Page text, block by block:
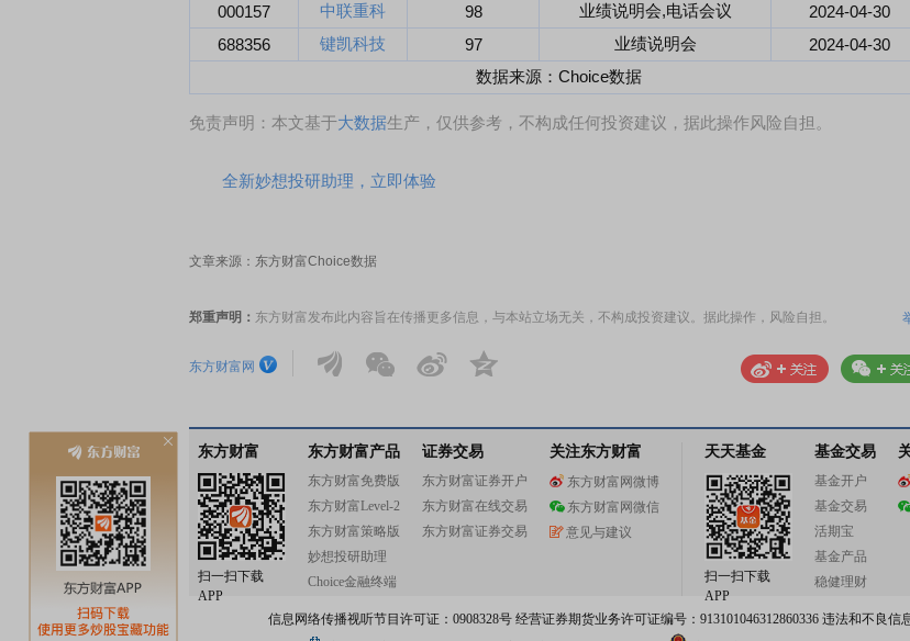
000157
中联重科 98 业绩说明会,电话会议
2024-04-30
688356
键凯科技 97 业绩说明会
2024-04-30
数据来源：Choice数据
免责声明：本文基于大数据生产，仅供参考，不构成任何投资建议，据此操作风险自担。
全新妙想投研助理，立即体验
文章来源：东方财富Choice数据
郑重声明： 东方财富发布此内容旨在传播更多信息，与本站立场无关，不构成投资建议。据此操作，风险自担。
东方财富网
东方财富
扫一扫下载
APP
东方财富产品
东方财富免费版
东方财富Level-2
东方财富策略版
妙想投研助理
Choice金融终端
证券交易
东方财富证券开户
东方财富在线交易
东方财富证券交易
关注东方财富
东方财富网微博
东方财富网微信
意见与建议
天天基金
扫一扫下载
APP
基金交易
基金开户
基金交易
活期宝
基金产品
稳健理财
信息网络传播视听节目许可证：0908328号 经营证券期货业务许可证编号：913101046312860336 违法和不良信